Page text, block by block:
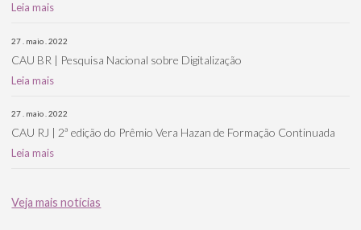
Leia mais
27 . maio . 2022
CAU BR | Pesquisa Nacional sobre Digitalização
Leia mais
27 . maio . 2022
CAU RJ | 2ª edição do Prêmio Vera Hazan de Formação Continuada
Leia mais
Veja mais notícias